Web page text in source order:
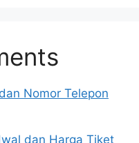
Nomor Telepon
dan Harga Tiket